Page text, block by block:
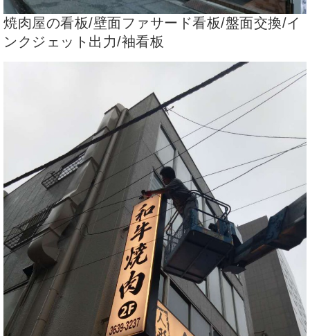
焼肉屋の看板/壁面ファサード看板/盤面交換/イ
ンクジェット出力/袖看板